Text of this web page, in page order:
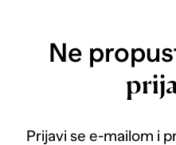
Ne
Prijavi se e-mailom i